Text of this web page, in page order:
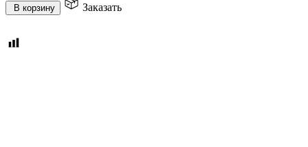
В корзину Заказать